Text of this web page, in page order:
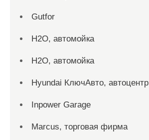
Gutfor
H2O, автомойка
H2O, автомойка
Hyundai КлючАвто, автоцентр
Inpower Garage
Marcus, торговая фирма